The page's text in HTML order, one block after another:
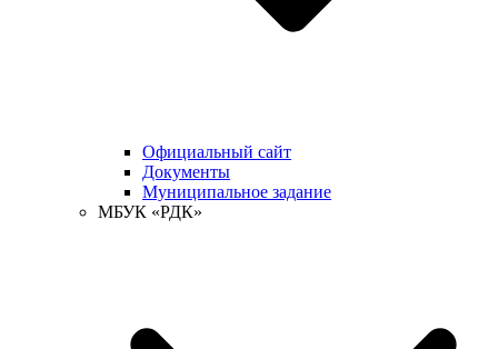
Официальный сайт
Документы
Муниципальное задание
МБУК «РДК»